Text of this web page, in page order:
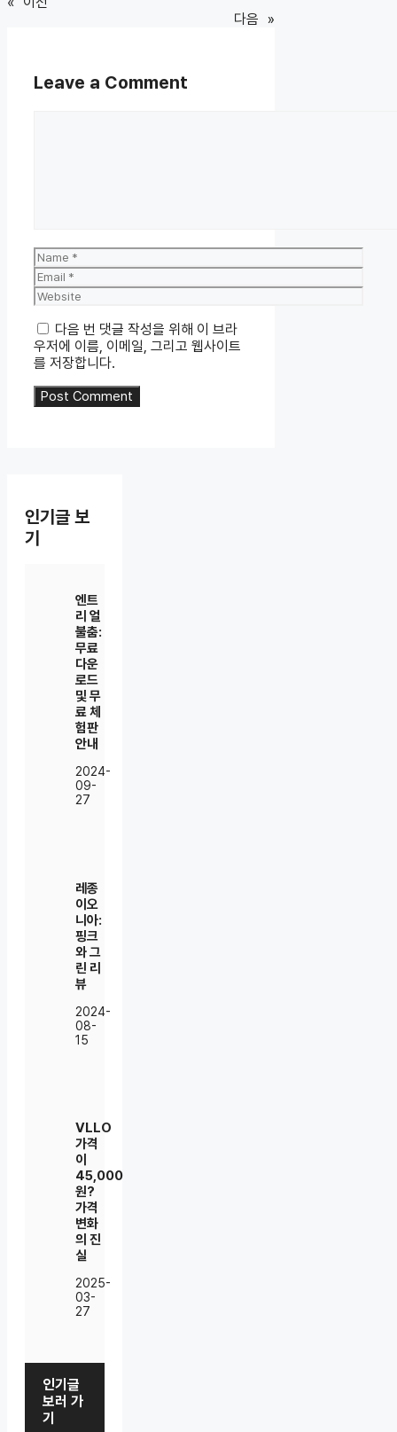
다음 »
Leave a Comment
Name
Email
Website
다음 번 댓글 작성을 위해 이 브라
우저에 이름, 이메일, 그리고 웹사이트
를 저장합니다.
인기글 보
기
엔트
리 얼
불춤:
무료
다운
로드
및 무
료 체
험판
안내
2024-
09-
27
레종
이오
니아:
핑크
와 그
린 리
뷰
2024-
08-
15
VLLO
가격
이
45,000
원?
가격
변화
의 진
실
2025-
03-
27
인기글
보러 가
기